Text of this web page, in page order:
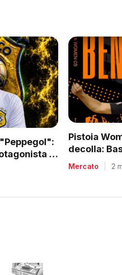
in
Pistoia
decolla:
nuovo
Mercato 2